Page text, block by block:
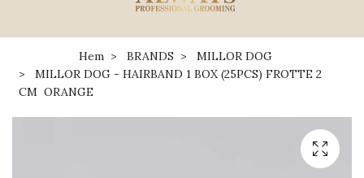
Hem BRANDS
MILLOR DOG
MILLOR DOG - HAIRBAND 1 BOX (25PCS) FROTTE 2
CM ORANGE